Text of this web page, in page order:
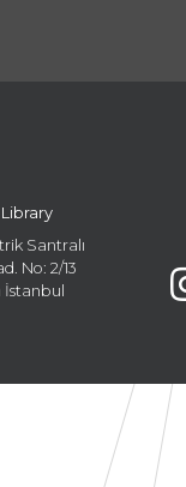
Santralı
No: 2/13